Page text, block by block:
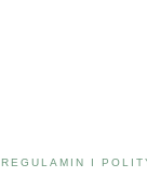
REGULAMIN I